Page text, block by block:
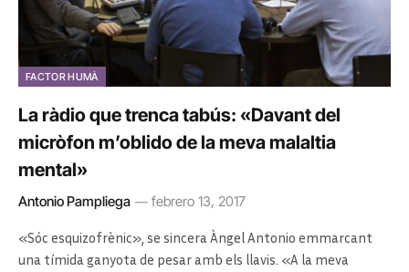
FACTOR HUMÀ
La ràdio que trenca tabús: «Davant del
micròfon m’oblido de la meva malaltia
mental»
Antonio Pampliega febrero 13, 2017
«Sóc esquizofrènic», se sincera Àngel Antonio emmarcant
una tímida ganyota de pesar amb els llavis. «A la meva